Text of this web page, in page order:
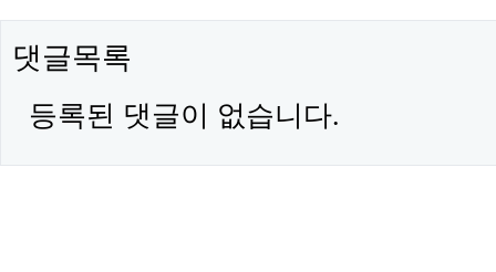
댓글목록
등록된 댓글이 없습니다.